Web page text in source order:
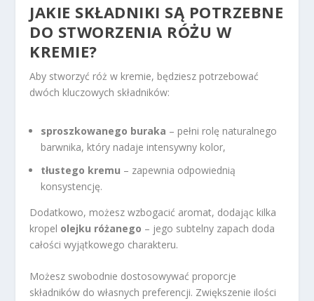
JAKIE SKŁADNIKI SĄ POTRZEBNE
DO STWORZENIA RÓŻU W
KREMIE?
Aby stworzyć róż w kremie, będziesz potrzebować
dwóch kluczowych składników:
sproszkowanego buraka – pełni rolę naturalnego
barwnika, który nadaje intensywny kolor,
tłustego kremu – zapewnia odpowiednią
konsystencję.
Dodatkowo, możesz wzbogacić aromat, dodając kilka
kropel olejku różanego – jego subtelny zapach doda
całości wyjątkowego charakteru.
Możesz swobodnie dostosowywać proporcje
składników do własnych preferencji. Zwiększenie ilości